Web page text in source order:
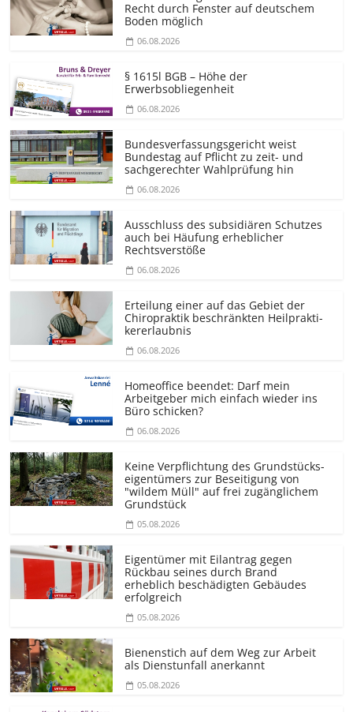
Recht durch Fenster auf deutschem
Boden möglich
06.08.2026
§ 1615l BGB – Höhe der
Erwerbsobliegenheit
06.08.2026
Bundesver­fassungsgericht weist
Bundestag auf Pflicht zu zeit- und
sachgerechter Wahlprüfung hin
06.08.2026
Ausschluss des subsidiären Schutzes
auch bei Häufung erheblicher
Rechtsverstöße
06.08.2026
Erteilung einer auf das Gebiet der
Chiropraktik beschränkten Heilprakti­
kererlaubnis
06.08.2026
Homeoffice beendet: Darf mein
Arbeitgeber mich einfach wieder ins
Büro schicken?
06.08.2026
Keine Verpflichtung des Grundstücks­
eigentümers zur Beseitigung von
"wildem Müll" auf frei zugänglichem
Grundstück
05.08.2026
Eigentümer mit Eilantrag gegen
Rückbau seines durch Brand
erheblich beschädigten Gebäudes
erfolgreich
05.08.2026
Bienenstich auf dem Weg zur Arbeit
als Dienstunfall anerkannt
05.08.2026